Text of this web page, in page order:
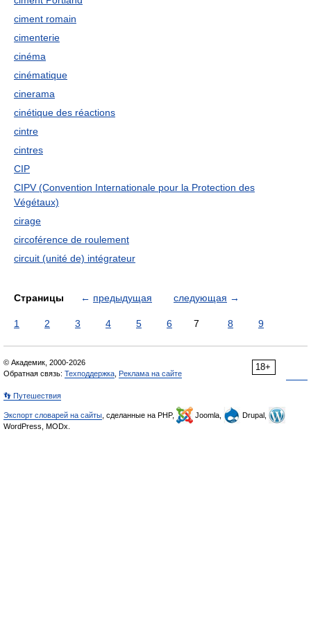
ciment romain
cimenterie
cinéma
cinématique
cinerama
cinétique des réactions
cintre
cintres
CIP
CIPV (Convention Internationale pour la Protection des
Végétaux)
cirage
circoférence de roulement
circuit (unité de) intégrateur
Страницы ← предыдущая следующая →
1 2 3 4 5 6 7 8 9
18+
© Академик, 2000-2026
Обратная связь: Техподдержка Реклама на сайте
👣 Путешествия
Экспорт словарей на сайты , сделанные на PHP, Joomla,
Drupal,
WordPress, MODx.